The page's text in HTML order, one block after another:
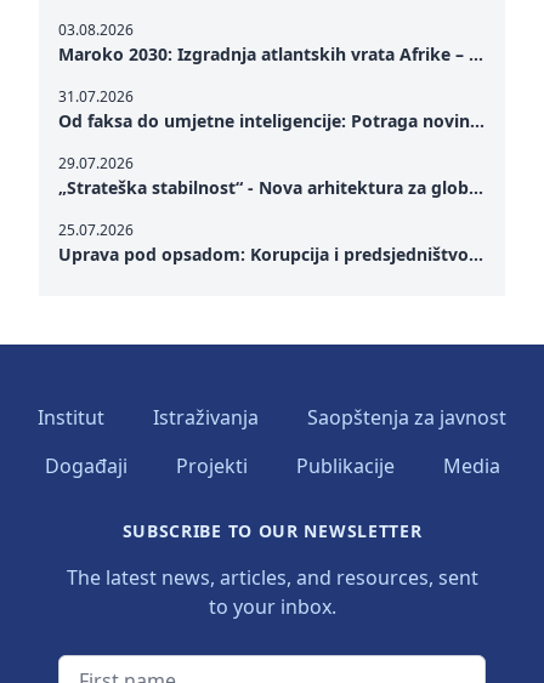
03.08.2026
Maroko 2030: Izgradnja atlantskih vrata Afrike – od Tangera u Mediteranu do novog geopolitičkog koridora
31.07.2026
Od faksa do umjetne inteligencije: Potraga novinarstva za istinom u digitalnom dobu
29.07.2026
„Strateška stabilnost“ - Nova arhitektura za globalnu saradnju
25.07.2026
Uprava pod opsadom: Korupcija i predsjedništvo Zelenskog – Kako unutrašnje ranjivosti testiraju političku otpornost Ukrajine u kritičnom trenutku rata
Institut Istraživanja
Saopštenja za javnost
Događaji
Projekti Publikacije Media
SUBSCRIBE TO OUR NEWSLETTER
The latest news, articles, and resources, sent
to your inbox.
First name